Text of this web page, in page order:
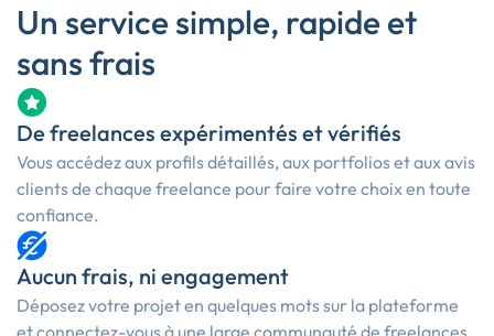
Un service simple, rapide et
sans frais
De freelances expérimentés et vérifiés
Vous accédez aux profils détaillés, aux portfolios et aux avis
clients de chaque freelance pour faire votre choix en toute
confiance.
Aucun frais, ni engagement
Déposez votre projet en quelques mots sur la plateforme